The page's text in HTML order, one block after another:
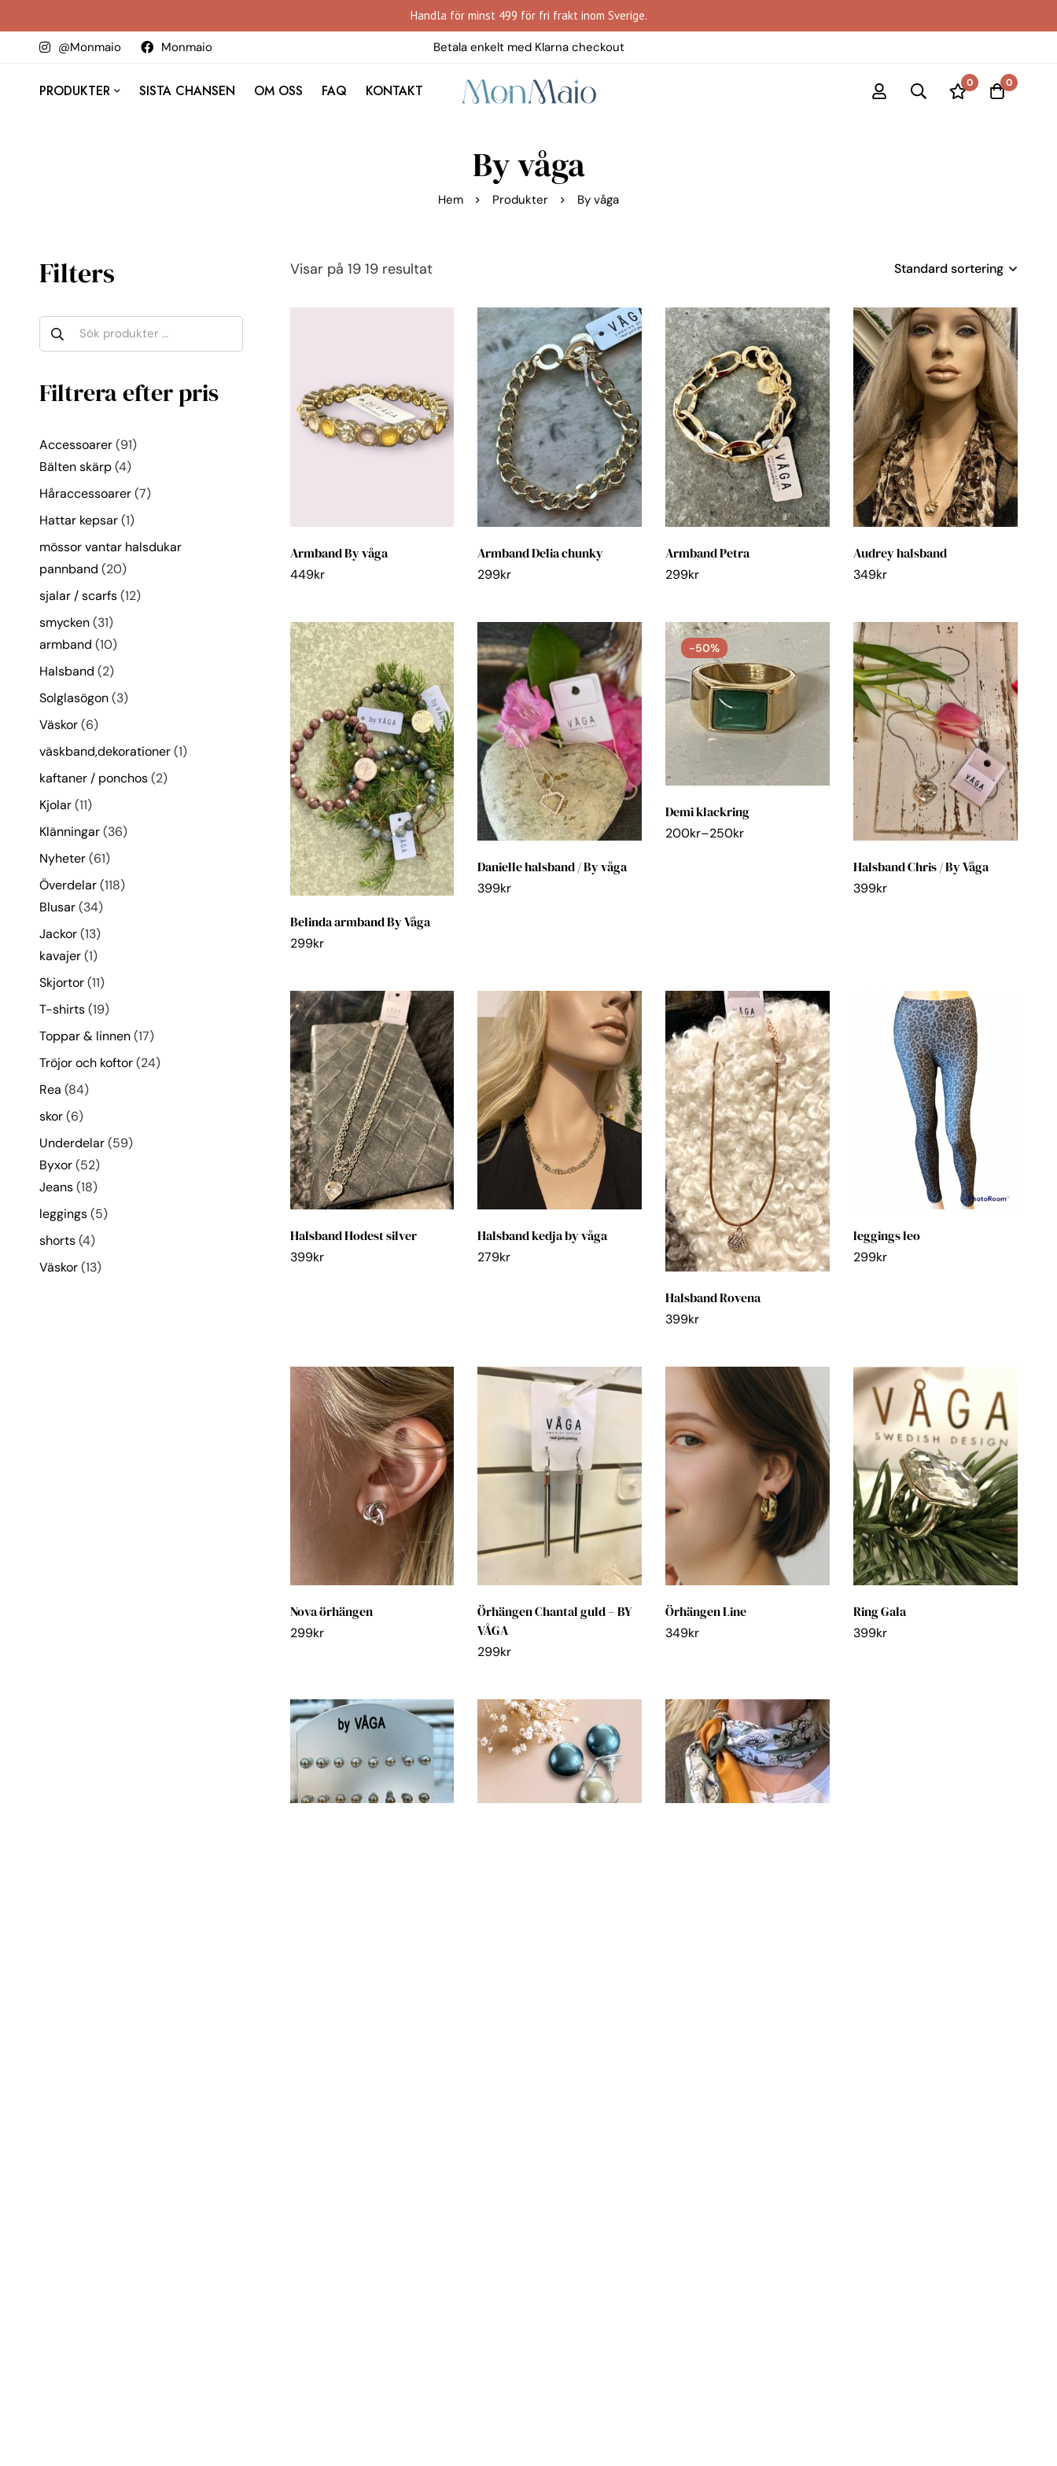
Handla för minst 499 för fri frakt inom Sverige.
@Monmaio Monmaio Betala enkelt med Klarna checkout
PRODUKTER SISTA CHANSEN OM OSS FAQ KONTAKT 0 0
By våga
Hem Produkter By våga
Filters
Filtrera efter pris
Accessoarer 91
Bälten skärp 4
Håraccessoarer 7
Hattar kepsar 1
mössor vantar halsdukar
pannband 20
sjalar / scarfs 12
smycken 31
armband 10
Halsband 2
Solglasögon 3
Väskor 6
väskband,dekorationer 1
kaftaner / ponchos 2
Kjolar 11
Klänningar 36
Nyheter 61
Överdelar 118
Blusar 34
Jackor 13
kavajer 1
Skjortor 11
T-shirts 19
Toppar & linnen 17
Tröjor och koftor 24
Rea 84
skor 6
Underdelar 59
Byxor 52
Jeans 18
leggings 5
shorts 4
Väskor 13
Visar på 19 19 resultat Standard sortering
Armband By våga
449kr
Armband Delia chunky
299kr
Armband Petra
299kr
Audrey halsband
349kr
Belinda armband By Våga
299kr
Danielle halsband / By våga
399kr
-50%
Demi klackring
200kr–250kr
Halsband Chris / By Våga
399kr
Halsband Hodest silver
399kr
Halsband kedja by våga
279kr
Halsband Rovena
399kr
leggings leo
299kr
Nova örhängen
299kr
Örhängen Chantal guld – BY
VÅGA
299kr
Örhängen Line
349kr
Ring Gala
399kr